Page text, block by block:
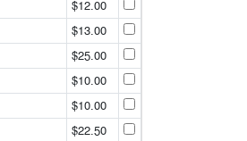
$12.00
$13.00
$25.00
$10.00
$10.00
$22.50